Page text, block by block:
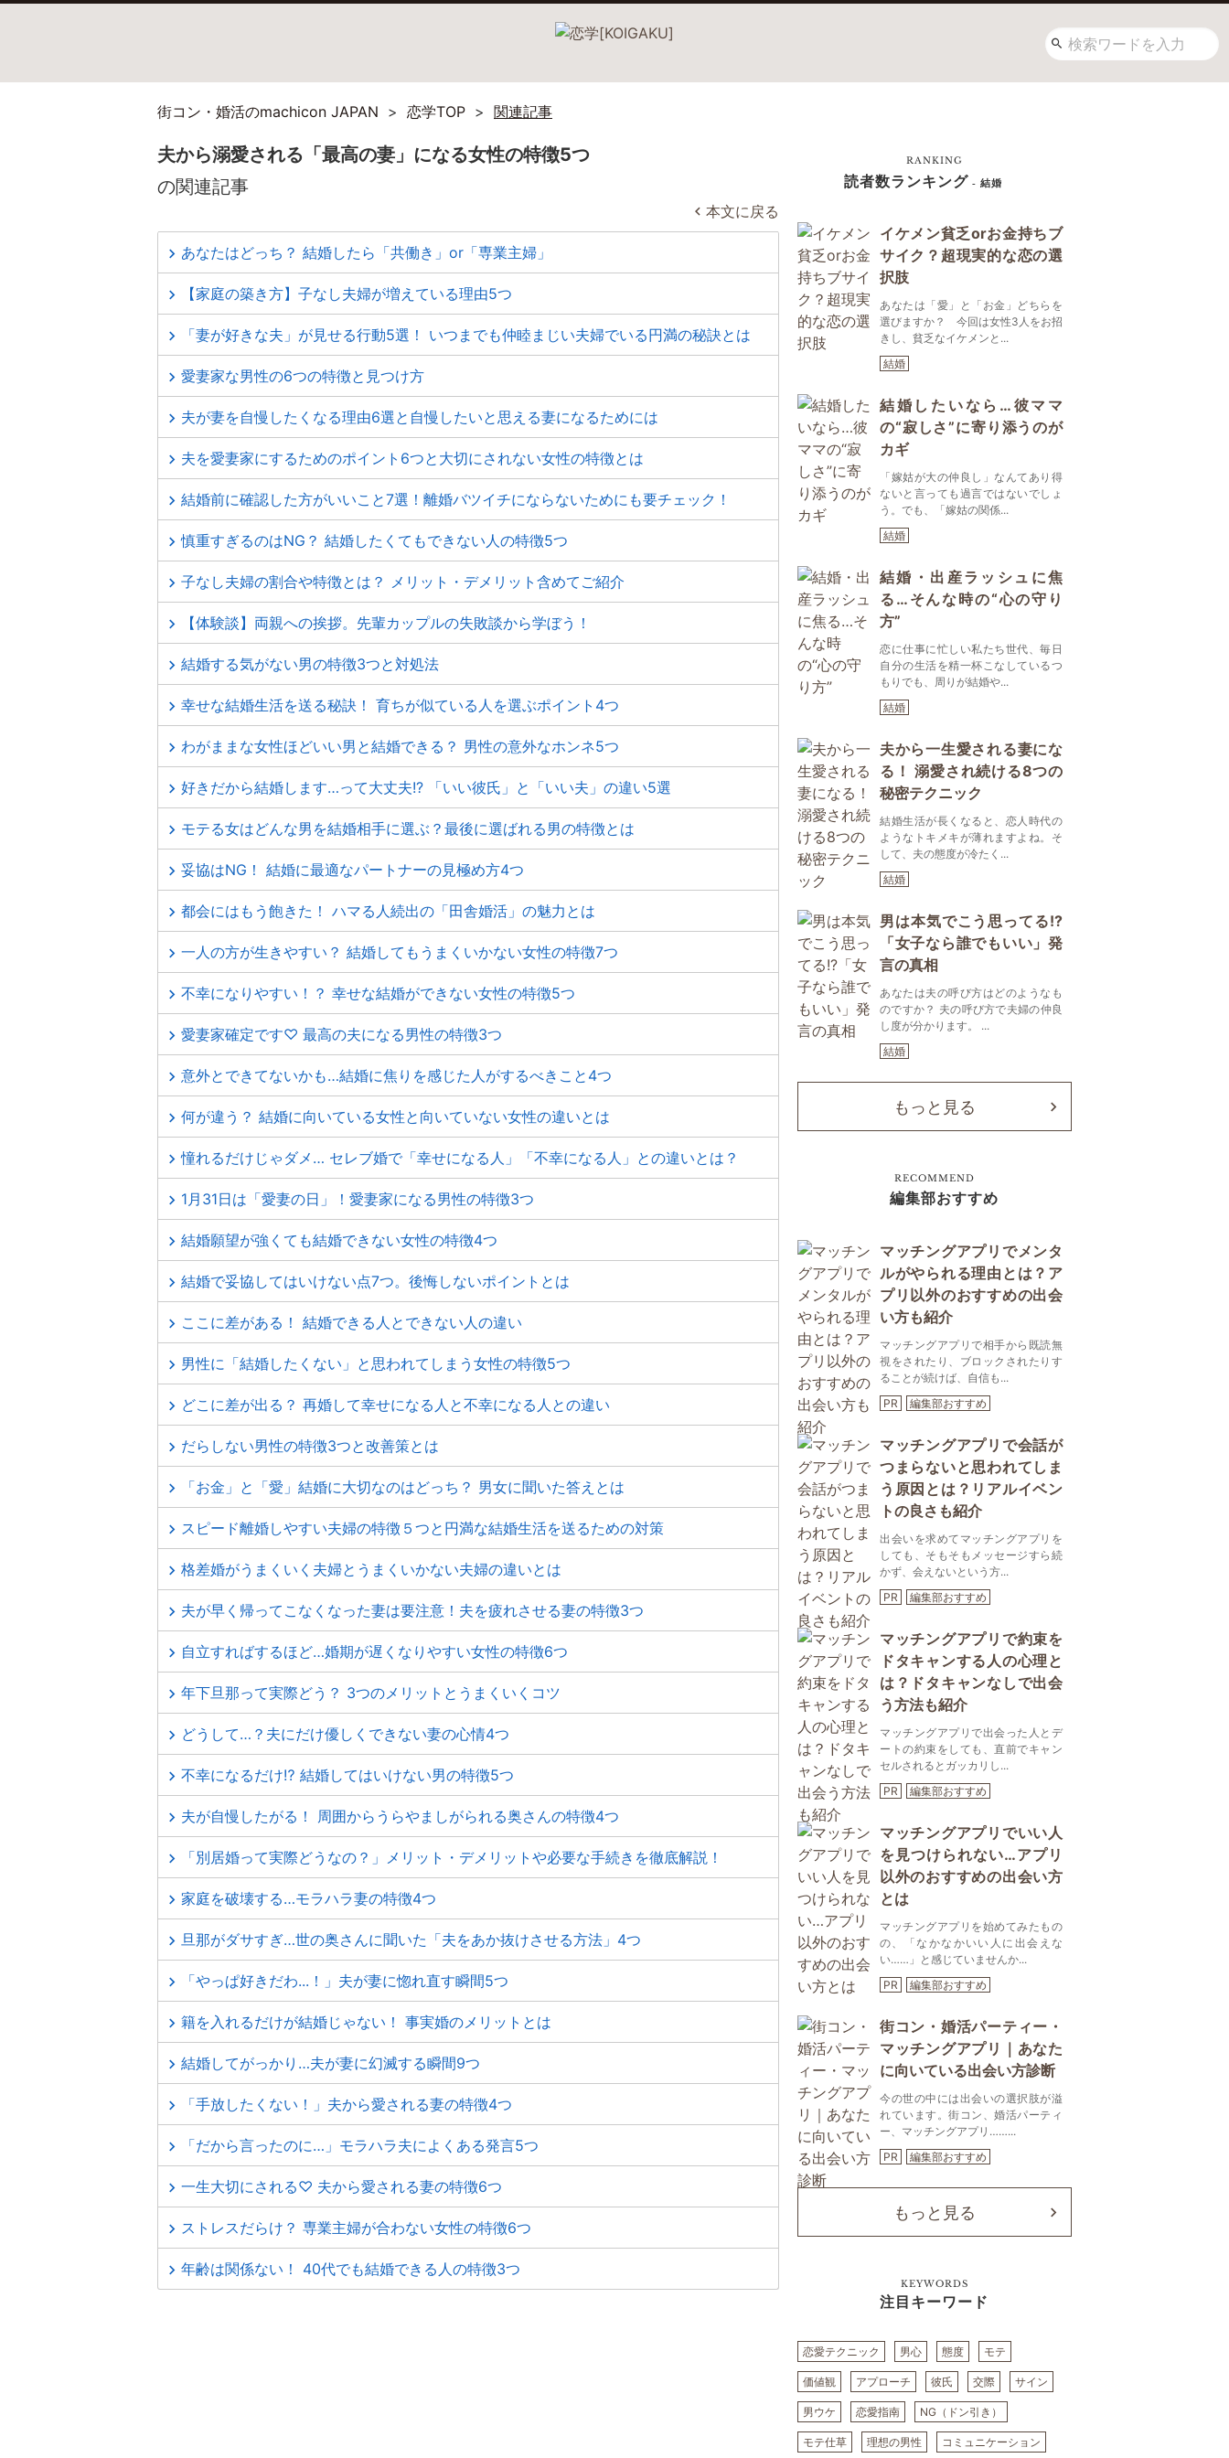
街コン・婚活のmachicon JAPAN 恋学TOP 関連記事
夫から溺愛される「最高の妻」になる女性の特徴5つ
の関連記事
本文に戻る
あなたはどっち？ 結婚したら「共働き」or「専業主婦」
【家庭の築き方】子なし夫婦が増えている理由5つ
「妻が好きな夫」が見せる行動5選！ いつまでも仲睦まじい夫婦でいる円満の秘訣とは
愛妻家な男性の6つの特徴と見つけ方
夫が妻を自慢したくなる理由6選と自慢したいと思える妻になるためには
夫を愛妻家にするためのポイント6つと大切にされない女性の特徴とは
結婚前に確認した方がいいこと7選！離婚バツイチにならないためにも要チェック！
慎重すぎるのはNG？ 結婚したくてもできない人の特徴5つ
子なし夫婦の割合や特徴とは？ メリット・デメリット含めてご紹介
【体験談】両親への挨拶。先輩カップルの失敗談から学ぼう！
結婚する気がない男の特徴3つと対処法
幸せな結婚生活を送る秘訣！ 育ちが似ている人を選ぶポイント4つ
わがままな女性ほどいい男と結婚できる？ 男性の意外なホンネ5つ
好きだから結婚します…って大丈夫!? 「いい彼氏」と「いい夫」の違い5選
モテる女はどんな男を結婚相手に選ぶ？最後に選ばれる男の特徴とは
妥協はNG！ 結婚に最適なパートナーの見極め方4つ
都会にはもう飽きた！ ハマる人続出の「田舎婚活」の魅力とは
一人の方が生きやすい？ 結婚してもうまくいかない女性の特徴7つ
不幸になりやすい！？ 幸せな結婚ができない女性の特徴5つ
愛妻家確定です♡ 最高の夫になる男性の特徴3つ
意外とできてないかも…結婚に焦りを感じた人がするべきこと4つ
何が違う？ 結婚に向いている女性と向いていない女性の違いとは
憧れるだけじゃダメ… セレブ婚で「幸せになる人」「不幸になる人」との違いとは？
1月31日は「愛妻の日」！愛妻家になる男性の特徴3つ
結婚願望が強くても結婚できない女性の特徴4つ
結婚で妥協してはいけない点7つ。後悔しないポイントとは
ここに差がある！ 結婚できる人とできない人の違い
男性に「結婚したくない」と思われてしまう女性の特徴5つ
どこに差が出る？ 再婚して幸せになる人と不幸になる人との違い
だらしない男性の特徴3つと改善策とは
「お金」と「愛」結婚に大切なのはどっち？ 男女に聞いた答えとは
スピード離婚しやすい夫婦の特徴５つと円満な結婚生活を送るための対策
格差婚がうまくいく夫婦とうまくいかない夫婦の違いとは
夫が早く帰ってこなくなった妻は要注意！夫を疲れさせる妻の特徴3つ
自立すればするほど…婚期が遅くなりやすい女性の特徴6つ
年下旦那って実際どう？ 3つのメリットとうまくいくコツ
どうして…？夫にだけ優しくできない妻の心情4つ
不幸になるだけ⁉ 結婚してはいけない男の特徴5つ
夫が自慢したがる！ 周囲からうらやましがられる奥さんの特徴4つ
「別居婚って実際どうなの？」メリット・デメリットや必要な手続きを徹底解説！
家庭を破壊する…モラハラ妻の特徴4つ
旦那がダサすぎ…世の奥さんに聞いた「夫をあか抜けさせる方法」4つ
「やっぱ好きだわ...！」夫が妻に惚れ直す瞬間5つ
籍を入れるだけが結婚じゃない！ 事実婚のメリットとは
結婚してがっかり…夫が妻に幻滅する瞬間9つ
「手放したくない！」夫から愛される妻の特徴4つ
「だから言ったのに…」モラハラ夫によくある発言5つ
一生大切にされる♡ 夫から愛される妻の特徴6つ
ストレスだらけ？ 専業主婦が合わない女性の特徴6つ
年齢は関係ない！ 40代でも結婚できる人の特徴3つ
RANKING
読者数ランキング - 結婚
イケメン貧乏orお金持ちブ
サイク？超現実的な恋の選
択肢
あなたは「愛」と「お金」どちらを
選びますか？ 今回は女性3人をお招
きし、貧乏なイケメンと...
結婚
結婚したいなら…彼ママ
の“寂しさ”に寄り添うのが
カギ
「嫁姑が大の仲良し」なんてあり得
ないと言っても過言ではないでしょ
う。でも、「嫁姑の関係...
結婚
結婚・出産ラッシュに焦
る…そんな時の“心の守り
方”
恋に仕事に忙しい私たち世代、毎日
自分の生活を精一杯こなしているつ
もりでも、周りが結婚や...
結婚
夫から一生愛される妻にな
る！ 溺愛され続ける8つの
秘密テクニック
結婚生活が長くなると、恋人時代の
ようなトキメキが薄れますよね。そ
して、夫の態度が冷たく...
結婚
男は本気でこう思ってる!?
「女子なら誰でもいい」発
言の真相
あなたは夫の呼び方はどのようなも
のですか？ 夫の呼び方で夫婦の仲良
し度が分かります。 ...
結婚
もっと見る
RECOMMEND
編集部おすすめ
マッチングアプリでメンタ
ルがやられる理由とは？ア
プリ以外のおすすめの出会
い方も紹介
マッチングアプリで相手から既読無
視をされたり、ブロックされたりす
ることが続けば、自信も...
PR
編集部おすすめ
マッチングアプリで会話が
つまらないと思われてしま
う原因とは？リアルイベン
トの良さも紹介
出会いを求めてマッチングアプリを
しても、そもそもメッセージすら続
かず、会えないという方...
PR
編集部おすすめ
マッチングアプリで約束を
ドタキャンする人の心理と
は？ドタキャンなしで出会
う方法も紹介
マッチングアプリで出会った人とデ
ートの約束をしても、直前でキャン
セルされるとガッカリし...
PR
編集部おすすめ
マッチングアプリでいい人
を見つけられない…アプリ
以外のおすすめの出会い方
とは
マッチングアプリを始めてみたもの
の、「なかなかいい人に出会えな
い……」と感じていませんか...
PR
編集部おすすめ
街コン・婚活パーティー・
マッチングアプリ｜あなた
に向いている出会い方診断
今の世の中には出会いの選択肢が溢
れています。街コン、婚活パーティ
ー、マッチングアプリ……...
PR
編集部おすすめ
もっと見る
KEYWORDS
注目キーワード
恋愛テクニック 男心 態度 モテ
価値観 アプローチ 彼氏 交際 サイン
男ウケ 恋愛指南 NG（ドン引き）
モテ仕草 理想の男性 コミュニケーション